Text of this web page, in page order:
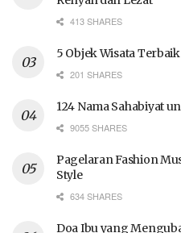
413 SHARES
5 Objek Wisata
201 SHARES
124 Nama Sahabiyat
9055 SHARES
Pagelaran Fashion
Style
634 SHARES
Doa Ibu yang